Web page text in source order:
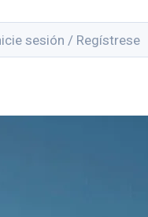
sesión / Regístrese